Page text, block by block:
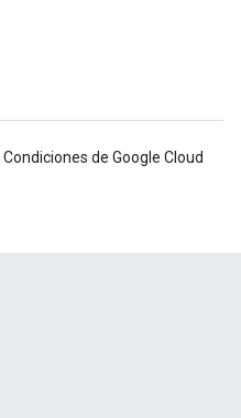
Condiciones de Google Cloud